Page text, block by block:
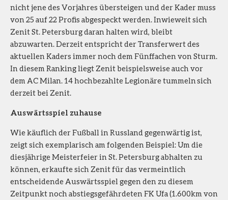
nicht jene des Vorjahres übersteigen und der Kader muss
von 25 auf 22 Profis abgespeckt werden. Inwieweit sich
Zenit St. Petersburg daran halten wird, bleibt
abzuwarten. Derzeit entspricht der Transferwert des
aktuellen Kaders immer noch dem Fünffachen von Sturm.
In diesem Ranking liegt Zenit beispielsweise auch vor
dem AC Milan. 14 hochbezahlte Legionäre tummeln sich
derzeit bei Zenit.
Auswärtsspiel zuhause
Wie käuflich der Fußball in Russland gegenwärtig ist,
zeigt sich exemplarisch am folgenden Beispiel: Um die
diesjährige Meisterfeier in St. Petersburg abhalten zu
können, erkaufte sich Zenit für das vermeintlich
entscheidende Auswärtsspiel gegen den zu diesem
Zeitpunkt noch abstiegsgefährdeten FK Ufa (1.600km von